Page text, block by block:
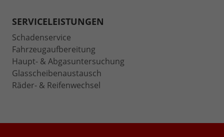
SERVICELEISTUNGEN
Schadenservice
Fahrzeugaufbereitung
Haupt- & Abgasuntersuchung
Glasscheibenaustausch
Räder- & Reifenwechsel